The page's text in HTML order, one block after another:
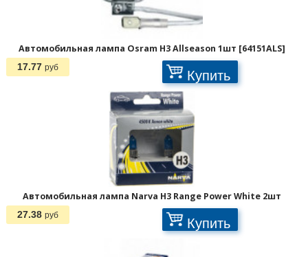
Автомобильная лампа Osram H3 Allseason 1шт [64151ALS]
17.77 руб Купить
Автомобильная лампа Narva H3 Range Power White 2шт
27.38 руб Купить